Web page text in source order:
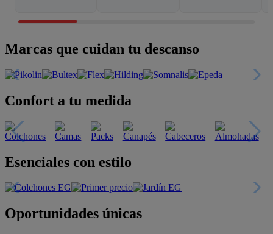
Marcas que cuidan tu descanso
Confort a tu medida
Esenciales con estilo
Oportunidades únicas